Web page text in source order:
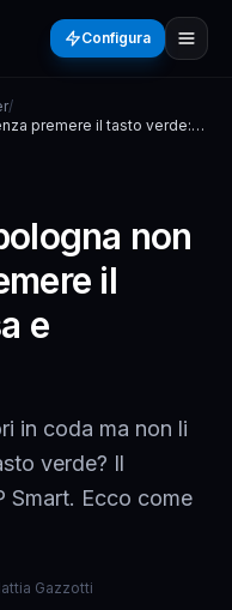
Configura
/
premere il tasto verde:
non
il
e
in coda ma non li
verde? Il
Smart. Ecco come
Gazzotti